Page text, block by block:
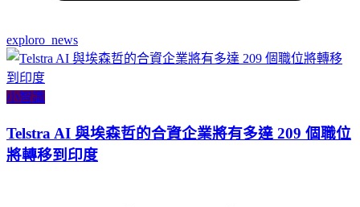
exploro_news
小智識
Telstra AI 與埃森哲的合資企業將有多達 209 個職位
將轉移到印度